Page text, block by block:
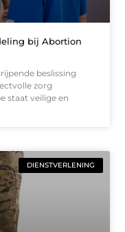
bij Abortion
beslissing
zorg
staat veilige en
DIENSTVERLENING